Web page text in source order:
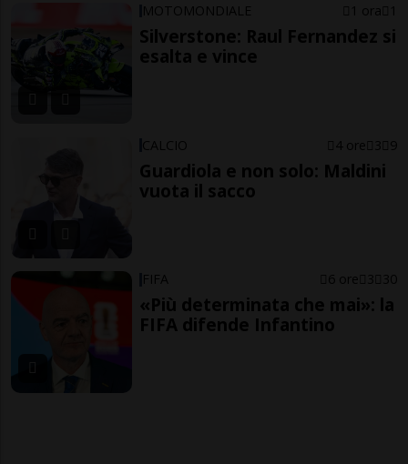
MOTOMONDIALE 1 ora 1
Silverstone: Raul Fernandez si
esalta e vince
CALCIO 4 ore 3 9
Guardiola e non solo: Maldini
vuota il sacco
FIFA 6 ore 3 30
«Più determinata che mai»: la
FIFA difende Infantino